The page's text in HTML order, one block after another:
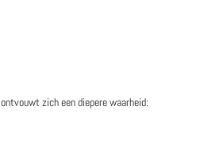
zich een diepere waarheid: